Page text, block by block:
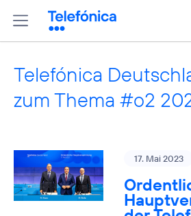
Telefónica
zum Thema #o2
17. Mai 2023